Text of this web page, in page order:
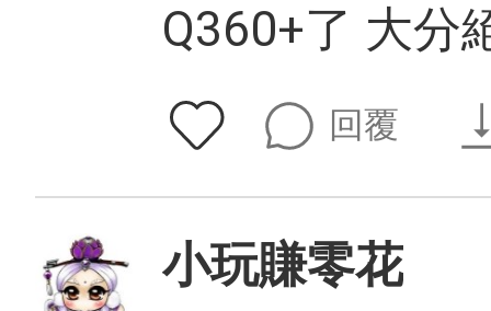
Q360+了 大分
回覆
小玩賺零花